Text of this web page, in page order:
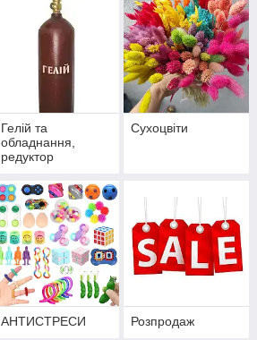
Гелій та
обладнання,
редуктор
Сухоцвіти
АНТИСТРЕСИ Розпродаж